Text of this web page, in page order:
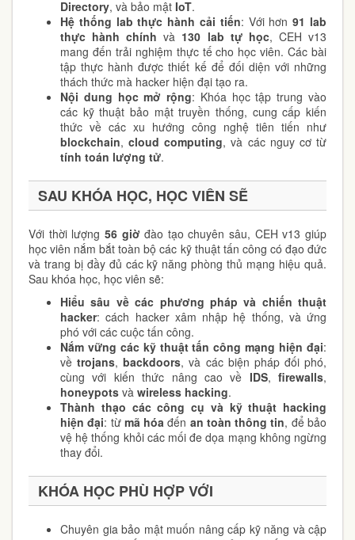
Directory, và bảo mật IoT.
Hệ thống lab thực hành cải tiến: Với hơn91 lab
thực hành chính và 130 lab tự học, CEH v13
mang đến trải nghiệm thực tế cho học viên. Các bài
tập thực hành được thiết kế để đối diện với những
thách thức mà hacker hiện đại tạo ra.
Nội dung học mở rộng: Khóa học tập trung vào
các kỹ thuật bảo mật truyền thống, cung cấp kiến
thức về các xu hướng công nghệ tiên tiến như
blockchain,cloud computing, và các nguy cơ từ
tính toán lượng tử.
SAU KHÓA HỌC, HỌC VIÊN SẼ
Với thời lượng 56 giờ đào tạo chuyên sâu, CEH v13 giúp
học viên nắm bắt toàn bộ các kỹ thuật tấn công có đạo đức
và trang bị đầy đủ các kỹ năng phòng thủ mạng hiệu quả.
Sau khóa học, học viên sẽ:
Hiểu sâu về các phương pháp và chiến thuật
hacker: cách hacker xâm nhập hệ thống, và ứng
phó với các cuộc tấn công.
Nắm vững các kỹ thuật tấn công mạng hiện đại:
vềtrojans,backdoors, và các biện pháp đối phó,
cùng với kiến thức nâng cao về IDS, firewalls,
honeypots và wireless hacking.
Thành thạo các công cụ và kỹ thuật hacking
hiện đại: từ mã hóa đến an toàn thông tin, để bảo
vệ hệ thống khỏi các mối đe dọa mạng không ngừng
thay đổi.
KHÓA HỌC PHÙ HỢP VỚI
Chuyên gia bảo mật muốn nâng cấp kỹ năng và cập